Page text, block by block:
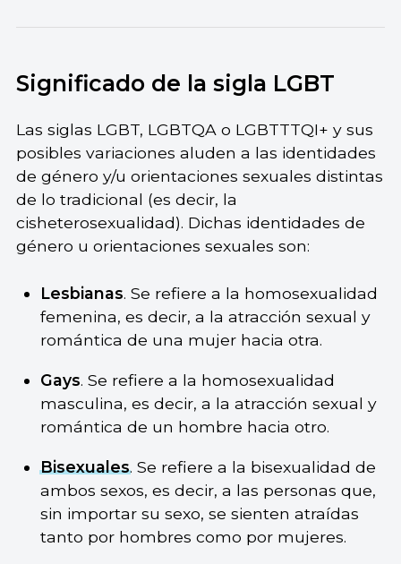
Significado de la sigla LGBT
Las siglas LGBT, LGBTQA o LGBTTTQI+ y sus
posibles variaciones aluden a las identidades
de género y/u orientaciones sexuales distintas
de lo tradicional (es decir, la
cisheterosexualidad). Dichas identidades de
género u orientaciones sexuales son:
Lesbianas. Se refiere a la homosexualidad
femenina, es decir, a la atracción sexual y
romántica de una mujer hacia otra.
Gays. Se refiere a la homosexualidad
masculina, es decir, a la atracción sexual y
romántica de un hombre hacia otro.
Bisexuales. Se refiere a la bisexualidad de
ambos sexos, es decir, a las personas que,
sin importar su sexo, se sienten atraídas
tanto por hombres como por mujeres.